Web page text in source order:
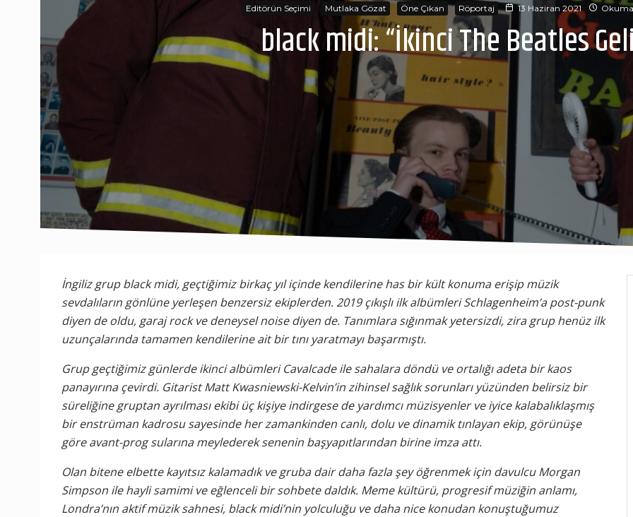
Editörün Seçimi Mutlaka Gözat Öne Çıkan Röportaj 13 Haziran 2021 Okuma
black midi: “İkinci The Beatles
İngiliz grup black midi, geçtiğimiz birkaç yıl içinde kendilerine has bir kült konuma erişip müzik
sevdalıların gönlüne yerleşen benzersiz ekiplerden. 2019 çıkışlı ilk albümleri Schlagenheim’a post-punk
diyen de oldu, garaj rock ve deneysel noise diyen de. Tanımlara sığınmak yetersizdi, zira grup henüz ilk
uzunçalarında tamamen kendilerine ait bir tını yaratmayı başarmıştı.
Grup geçtiğimiz günlerde ikinci albümleri Cavalcade ile sahalara döndü ve ortalığı adeta bir kaos
panayırına çevirdi. Gitarist Matt Kwasniewski-Kelvin’in zihinsel sağlık sorunları yüzünden belirsiz bir
süreliğine gruptan ayrılması ekibi üç kişiye indirgese de yardımcı müzisyenler ve iyice kalabalıklaşmış
bir enstrüman kadrosu sayesinde her zamankinden canlı, dolu ve dinamik tınlayan ekip, görünüşe
göre avant-prog sularına meylederek senenin başyapıtlarından birine imza attı.
Olan bitene elbette kayıtsız kalamadık ve gruba dair daha fazla şey öğrenmek için davulcu Morgan
Simpson ile hayli samimi ve eğlenceli bir sohbete daldık. Meme kültürü, progresif müziğin anlamı,
Londra’nın aktif müzik sahnesi, black midi’nin yolculuğu ve daha nice konudan konuştuğumuz